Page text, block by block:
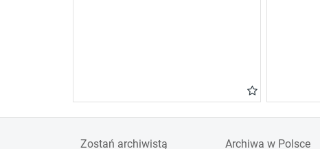
Zostań archiwistą Archiwa w Polsce